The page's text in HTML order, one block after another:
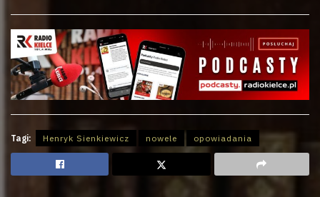
Tagi: Henryk Sienkiewicz nowele opowiadania